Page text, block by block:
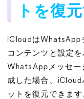
トを復
iCloudはWhatsApp
コンテンツと設定
WhatsAppメッセー
成した場合、
ットを復元できます